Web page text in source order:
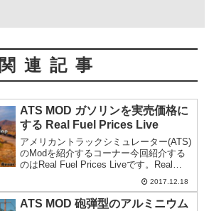
関連記事
ATS MOD ガソリンを実売価格に
する Real Fuel Prices Live
アメリカントラックシミュレーター(ATS)
のModを紹介するコーナー今回紹介する
のはReal Fuel Prices Liveです。Real
Fuel Prices Live 概要Real Fuel Prices
2017.12.18
ATS MOD 砲弾型のアルミニウム